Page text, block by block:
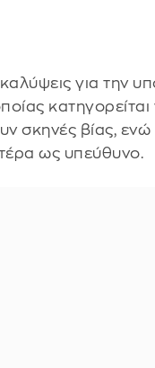
για την
σκηνές βίας, ενώ
ως υπεύθυνο.